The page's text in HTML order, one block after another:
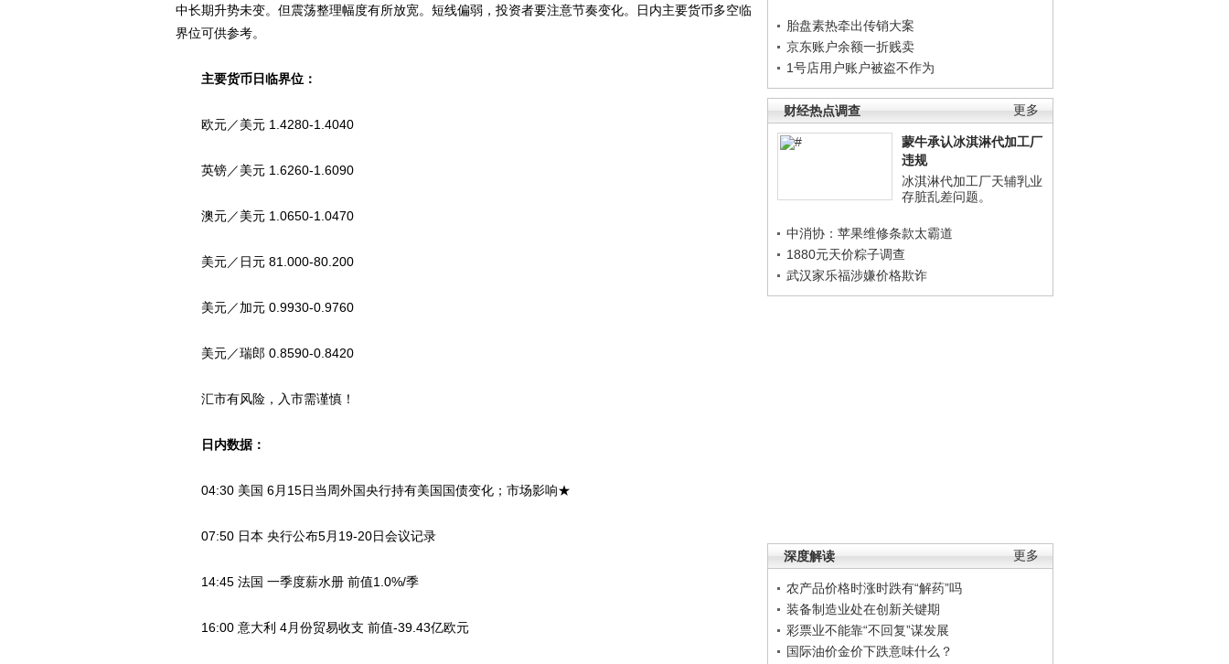
胎盘素热牵出传销大案
京东账户余额一折贱卖
1号店用户账户被盗不作为
更多
财经热点调查
蒙牛承认冰淇淋代加工厂
违规
冰淇淋代加工厂天辅乳业
存脏乱差问题。
中消协：苹果维修条款太霸道
1880元天价粽子调查
武汉家乐福涉嫌价格欺诈
更多
深度解读
农产品价格时涨时跌有“解药”吗
装备制造业处在创新关键期
彩票业不能靠“不回复”谋发展
国际油价金价下跌意味什么？
中长期升势未变。但震荡整理幅度有所放宽。短线偏弱，投资者要注意节奏变化。日内主要货币多空临
界位可供参考。
主要货币日临界位：
欧元／美元 1.4280-1.4040
英镑／美元 1.6260-1.6090
澳元／美元 1.0650-1.0470
美元／日元 81.000-80.200
美元／加元 0.9930-0.9760
美元／瑞郎 0.8590-0.8420
汇市有风险，入市需谨慎！
日内数据：
04:30 美国 6月15日当周外国央行持有美国国债变化；市场影响★
07:50 日本 央行公布5月19-20日会议记录
14:45 法国 一季度薪水册 前值1.0%/季
16:00 意大利 4月份贸易收支 前值-39.43亿欧元